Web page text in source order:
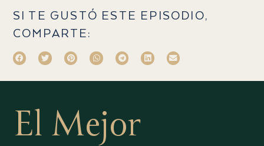
SI TE GUSTÓ ESTE EPISODIO,
COMPARTE:
El Mejor